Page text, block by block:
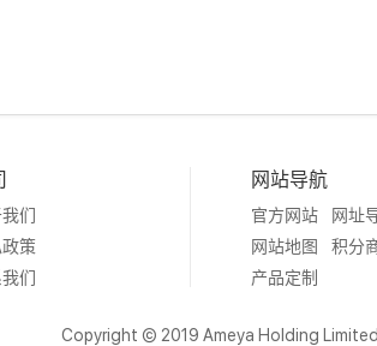
们
政策
们
网站导航
官方网站
网址
网站地图
积分
产品定制
Copyright © 2019 Ameya Holding